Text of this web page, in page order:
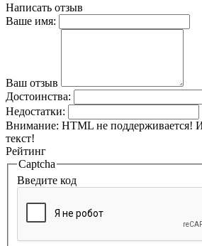
Написать отзыв
Ваше имя:
Ваш отзыв
Достоинства:
Недостатки:
Внимание: HTML не поддерживается!
текст!
Рейтинг
Captcha
Введите код